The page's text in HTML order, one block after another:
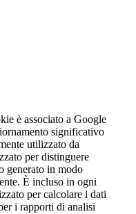
è associato a Google
significativo
utilizzato da
per distinguere
generato in modo
È incluso in ogni
per calcolare i dati
i rapporti di analisi